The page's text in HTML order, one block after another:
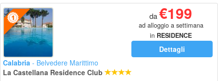
da€199
ad alloggio a settimana
in RESIDENCE
Dettagli
Calabria - Belvedere Marittimo
La Castellana Residence Club